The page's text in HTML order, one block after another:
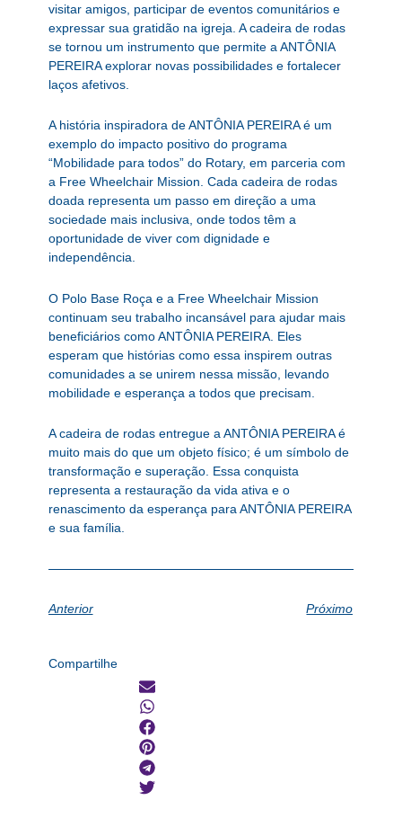
visitar amigos, participar de eventos comunitários e
expressar sua gratidão na igreja. A cadeira de rodas
se tornou um instrumento que permite a ANTÔNIA
PEREIRA explorar novas possibilidades e fortalecer
laços afetivos.
A história inspiradora de ANTÔNIA PEREIRA é um
exemplo do impacto positivo do programa
“Mobilidade para todos” do Rotary, em parceria com
a Free Wheelchair Mission. Cada cadeira de rodas
doada representa um passo em direção a uma
sociedade mais inclusiva, onde todos têm a
oportunidade de viver com dignidade e
independência.
O Polo Base Roça e a Free Wheelchair Mission
continuam seu trabalho incansável para ajudar mais
beneficiários como ANTÔNIA PEREIRA. Eles
esperam que histórias como essa inspirem outras
comunidades a se unirem nessa missão, levando
mobilidade e esperança a todos que precisam.
A cadeira de rodas entregue a ANTÔNIA PEREIRA é
muito mais do que um objeto físico; é um símbolo de
transformação e superação. Essa conquista
representa a restauração da vida ativa e o
renascimento da esperança para ANTÔNIA PEREIRA
e sua família.
Anterior Próximo
Compartilhe